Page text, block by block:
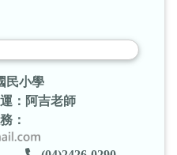
民小學
：阿吉老師